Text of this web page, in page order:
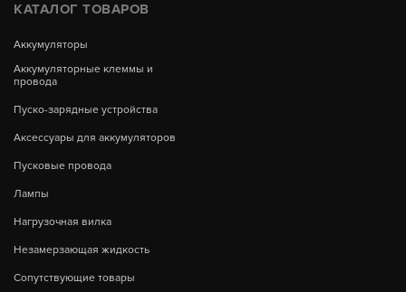
КАТАЛОГ ТОВАРОВ
Аккумуляторы
Аккумуляторные клеммы и
провода
Пуско-зарядные устройства
Аксессуары для аккумуляторов
Пусковые провода
Лампы
Нагрузочная вилка
Незамерзающая жидкость
Сопутствующие товары